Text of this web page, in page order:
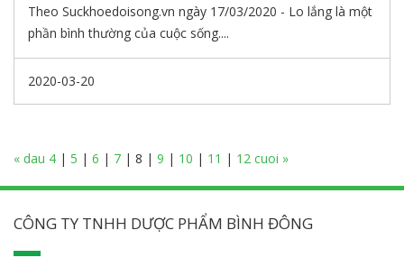
Theo Suckhoedoisong.vn ngày 17/03/2020 - Lo lắng là một
phần bình thường của cuộc sống....
2020-03-20
« dau 4 | 5 | 6 | 7 | 8 | 9 | 10 | 11 | 12 cuoi »
CÔNG TY TNHH DƯỢC PHẨM BÌNH ĐÔNG